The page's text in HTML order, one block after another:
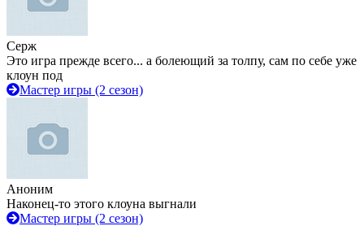
Серж
Это игра прежде всего... а болеющий за толпу, сам по себе уже
клоун под
Мастер игры (2 сезон)
Аноним
Наконец-то этого клоуна выгнали
Мастер игры (2 сезон)